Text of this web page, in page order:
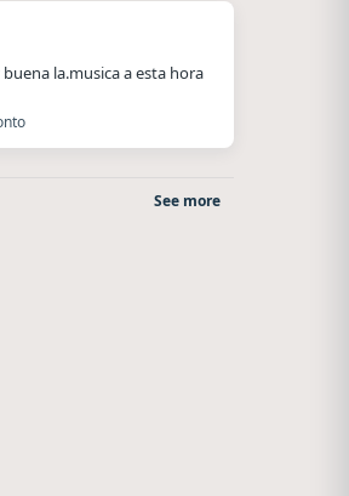
la.musica a esta hora
See more